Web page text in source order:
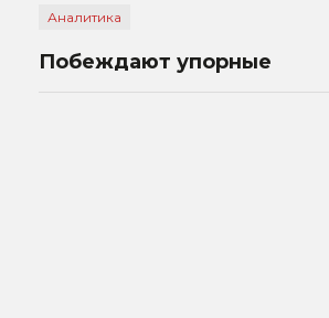
Аналитика
Побеждают упорные